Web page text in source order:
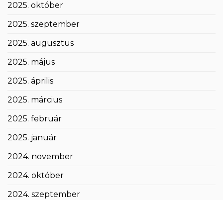
2025. október
2025. szeptember
2025. augusztus
2025. május
2025. április
2025. március
2025. február
2025. január
2024. november
2024. október
2024. szeptember